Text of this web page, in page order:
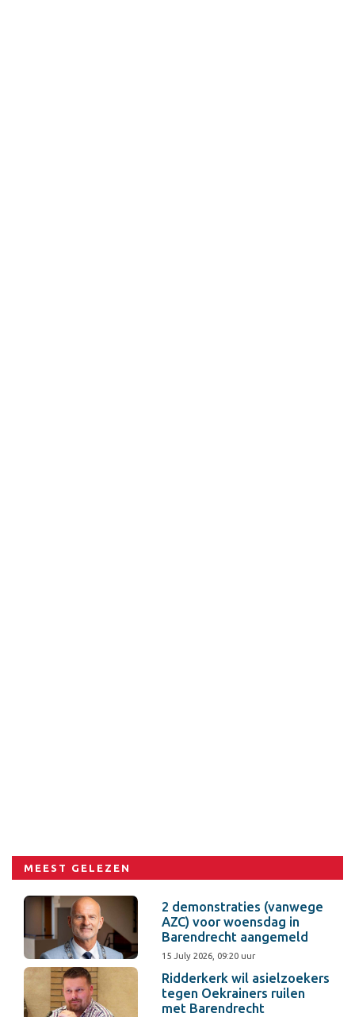
MEEST GELEZEN
2 demonstraties (vanwege
AZC) voor woensdag in
Barendrecht aangemeld
15 July 2026, 09:20 uur
Ridderkerk wil asielzoekers
tegen Oekrainers ruilen
met Barendrecht